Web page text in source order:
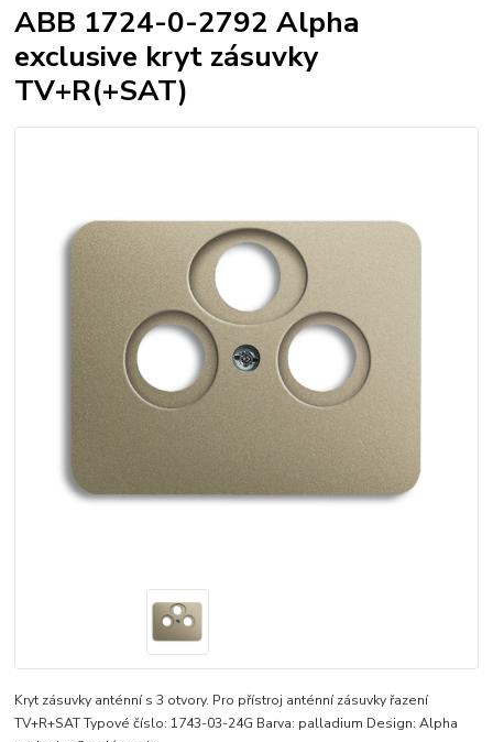
ABB 1724-0-2792 Alpha
exclusive kryt zásuvky
TV+R(+SAT)
Kryt zásuvky anténní s 3 otvory. Pro přístroj anténní zásuvky řazení
TV+R+SAT Typové číslo: 1743-03-24G Barva: palladium Design: Alpha